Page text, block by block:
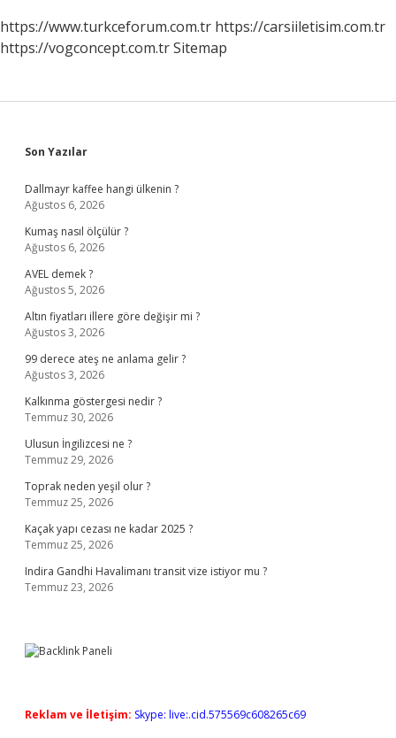
https://www.turkceforum.com.tr https://carsiiletisim.com.tr
https://vogconcept.com.trSitemap
Sidebar
Son Yazılar
Dallmayr kaffee hangi ülkenin ?
Ağustos 6, 2026
Kumaş nasıl ölçülür ?
Ağustos 6, 2026
AVEL demek ?
Ağustos 5, 2026
Altın fiyatları illere göre değişir mi ?
Ağustos 3, 2026
99 derece ateş ne anlama gelir ?
Ağustos 3, 2026
Kalkınma göstergesi nedir ?
Temmuz 30, 2026
Ulusun İngilizcesi ne ?
Temmuz 29, 2026
Toprak neden yeşil olur ?
Temmuz 25, 2026
Kaçak yapı cezası ne kadar 2025 ?
Temmuz 25, 2026
Indira Gandhi Havalimanı transit vize istiyor mu ?
Temmuz 23, 2026
Reklam ve İletişim: Skype: live:.cid.575569c608265c69